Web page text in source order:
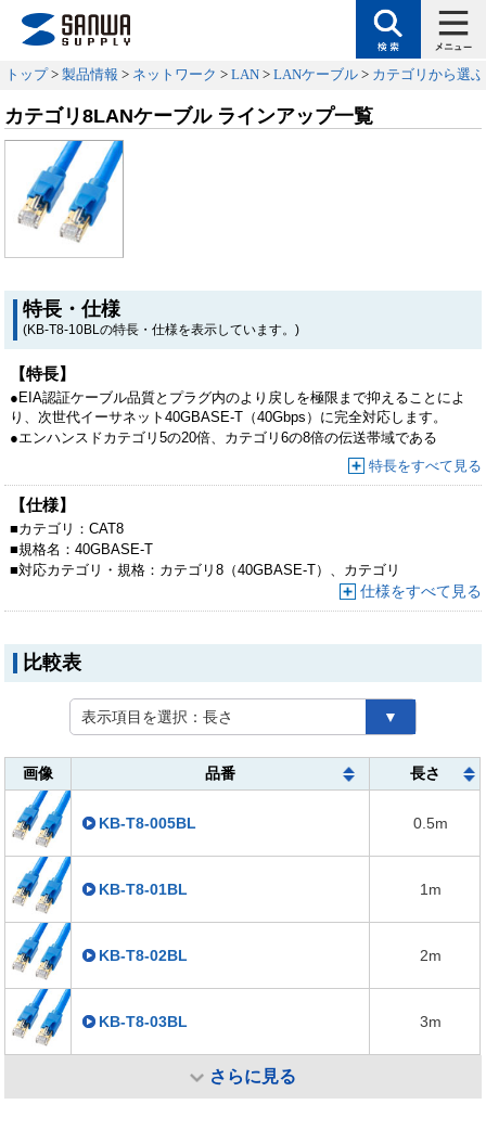
トップ > 製品情報 > ネットワーク > LAN > LANケーブル > カテゴリから選ぶ
カテゴリ8LANケーブル ラインアップ一覧
特長・仕様
(KB-T8-10BLの特長・仕様を表示しています。)
【特長】
●EIA認証ケーブル品質とプラグ内のより戻しを極限まで抑えることによ
り、次世代イーサネット40GBASE-T（40Gbps）に完全対応します。
●エンハンスドカテゴリ5の20倍、カテゴリ6の8倍の伝送帯域である
2000MHzをクリアします。帯域が広いほど高速伝送が可能になり、デー
●ギガビット以上で通信を行う際、複数本束ねるとお互いに干渉し、著し
く性能が低下して通信エラーが発生します。これを「エイリアンクロスト
ーク（ANEXT）」と言います。CAT8 LANケーブルは各4対のペアと外周
をそれぞれシールドする「二重シールド」構造のため、EMI/RFIノイズ対
策も万全で、複数本束ねた状態での使用が可能になります。
特長をすべて見る
【仕様】
■カテゴリ：CAT8
■規格名：40GBASE-T
■対応カテゴリ・規格： カテゴリ8（40GBASE-T）、カテゴリ
7A（10GBASE-T）、カテゴリ7（10GBASE-T）、カテゴリ
6A（10GBASE-T）、カテゴリ6（1000BASE-TX）、カテゴリ
3（10BASE-T）適合
仕様をすべて見る
比較表
表示項目を選択：長さ ▼
画像 品番 長さ
KB-T8-005BL 0.5m
KB-T8-01BL 1m
KB-T8-02BL 2m
KB-T8-03BL 3m
さらに見る